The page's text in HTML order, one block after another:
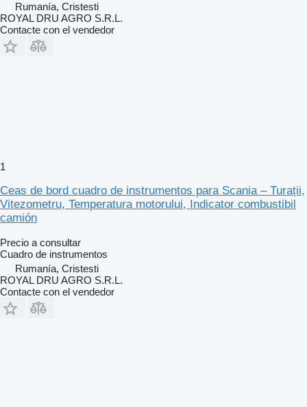
Rumanía, Cristesti
ROYAL DRU AGRO S.R.L.
Contacte con el vendedor
1
Ceas de bord cuadro de instrumentos para Scania – Turații,
Vitezometru, Temperatura motorului, Indicator combustibil
camión
Precio a consultar
Cuadro de instrumentos
Rumanía, Cristesti
ROYAL DRU AGRO S.R.L.
Contacte con el vendedor